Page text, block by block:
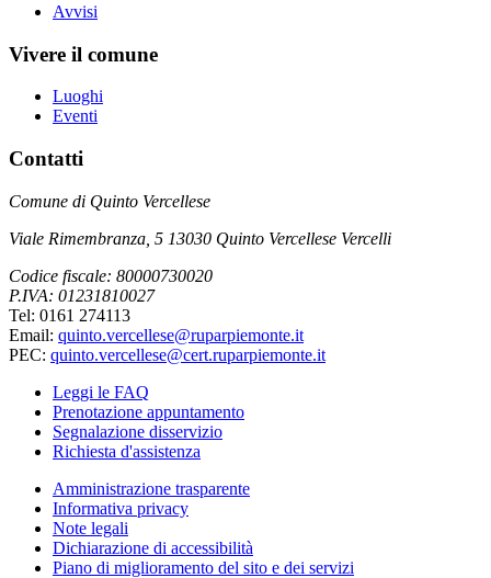
Avvisi
Vivere il comune
Luoghi
Eventi
Contatti
Comune di Quinto Vercellese
Viale Rimembranza, 5 13030 Quinto Vercellese Vercelli
Codice fiscale: 80000730020
P.IVA: 01231810027
Tel: 0161 274113
Email: quinto.vercellese@ruparpiemonte.it
PEC: quinto.vercellese@cert.ruparpiemonte.it
Leggi le FAQ
Prenotazione appuntamento
Segnalazione disservizio
Richiesta d'assistenza
Amministrazione trasparente
Informativa privacy
Note legali
Dichiarazione di accessibilità
Piano di miglioramento del sito e dei servizi